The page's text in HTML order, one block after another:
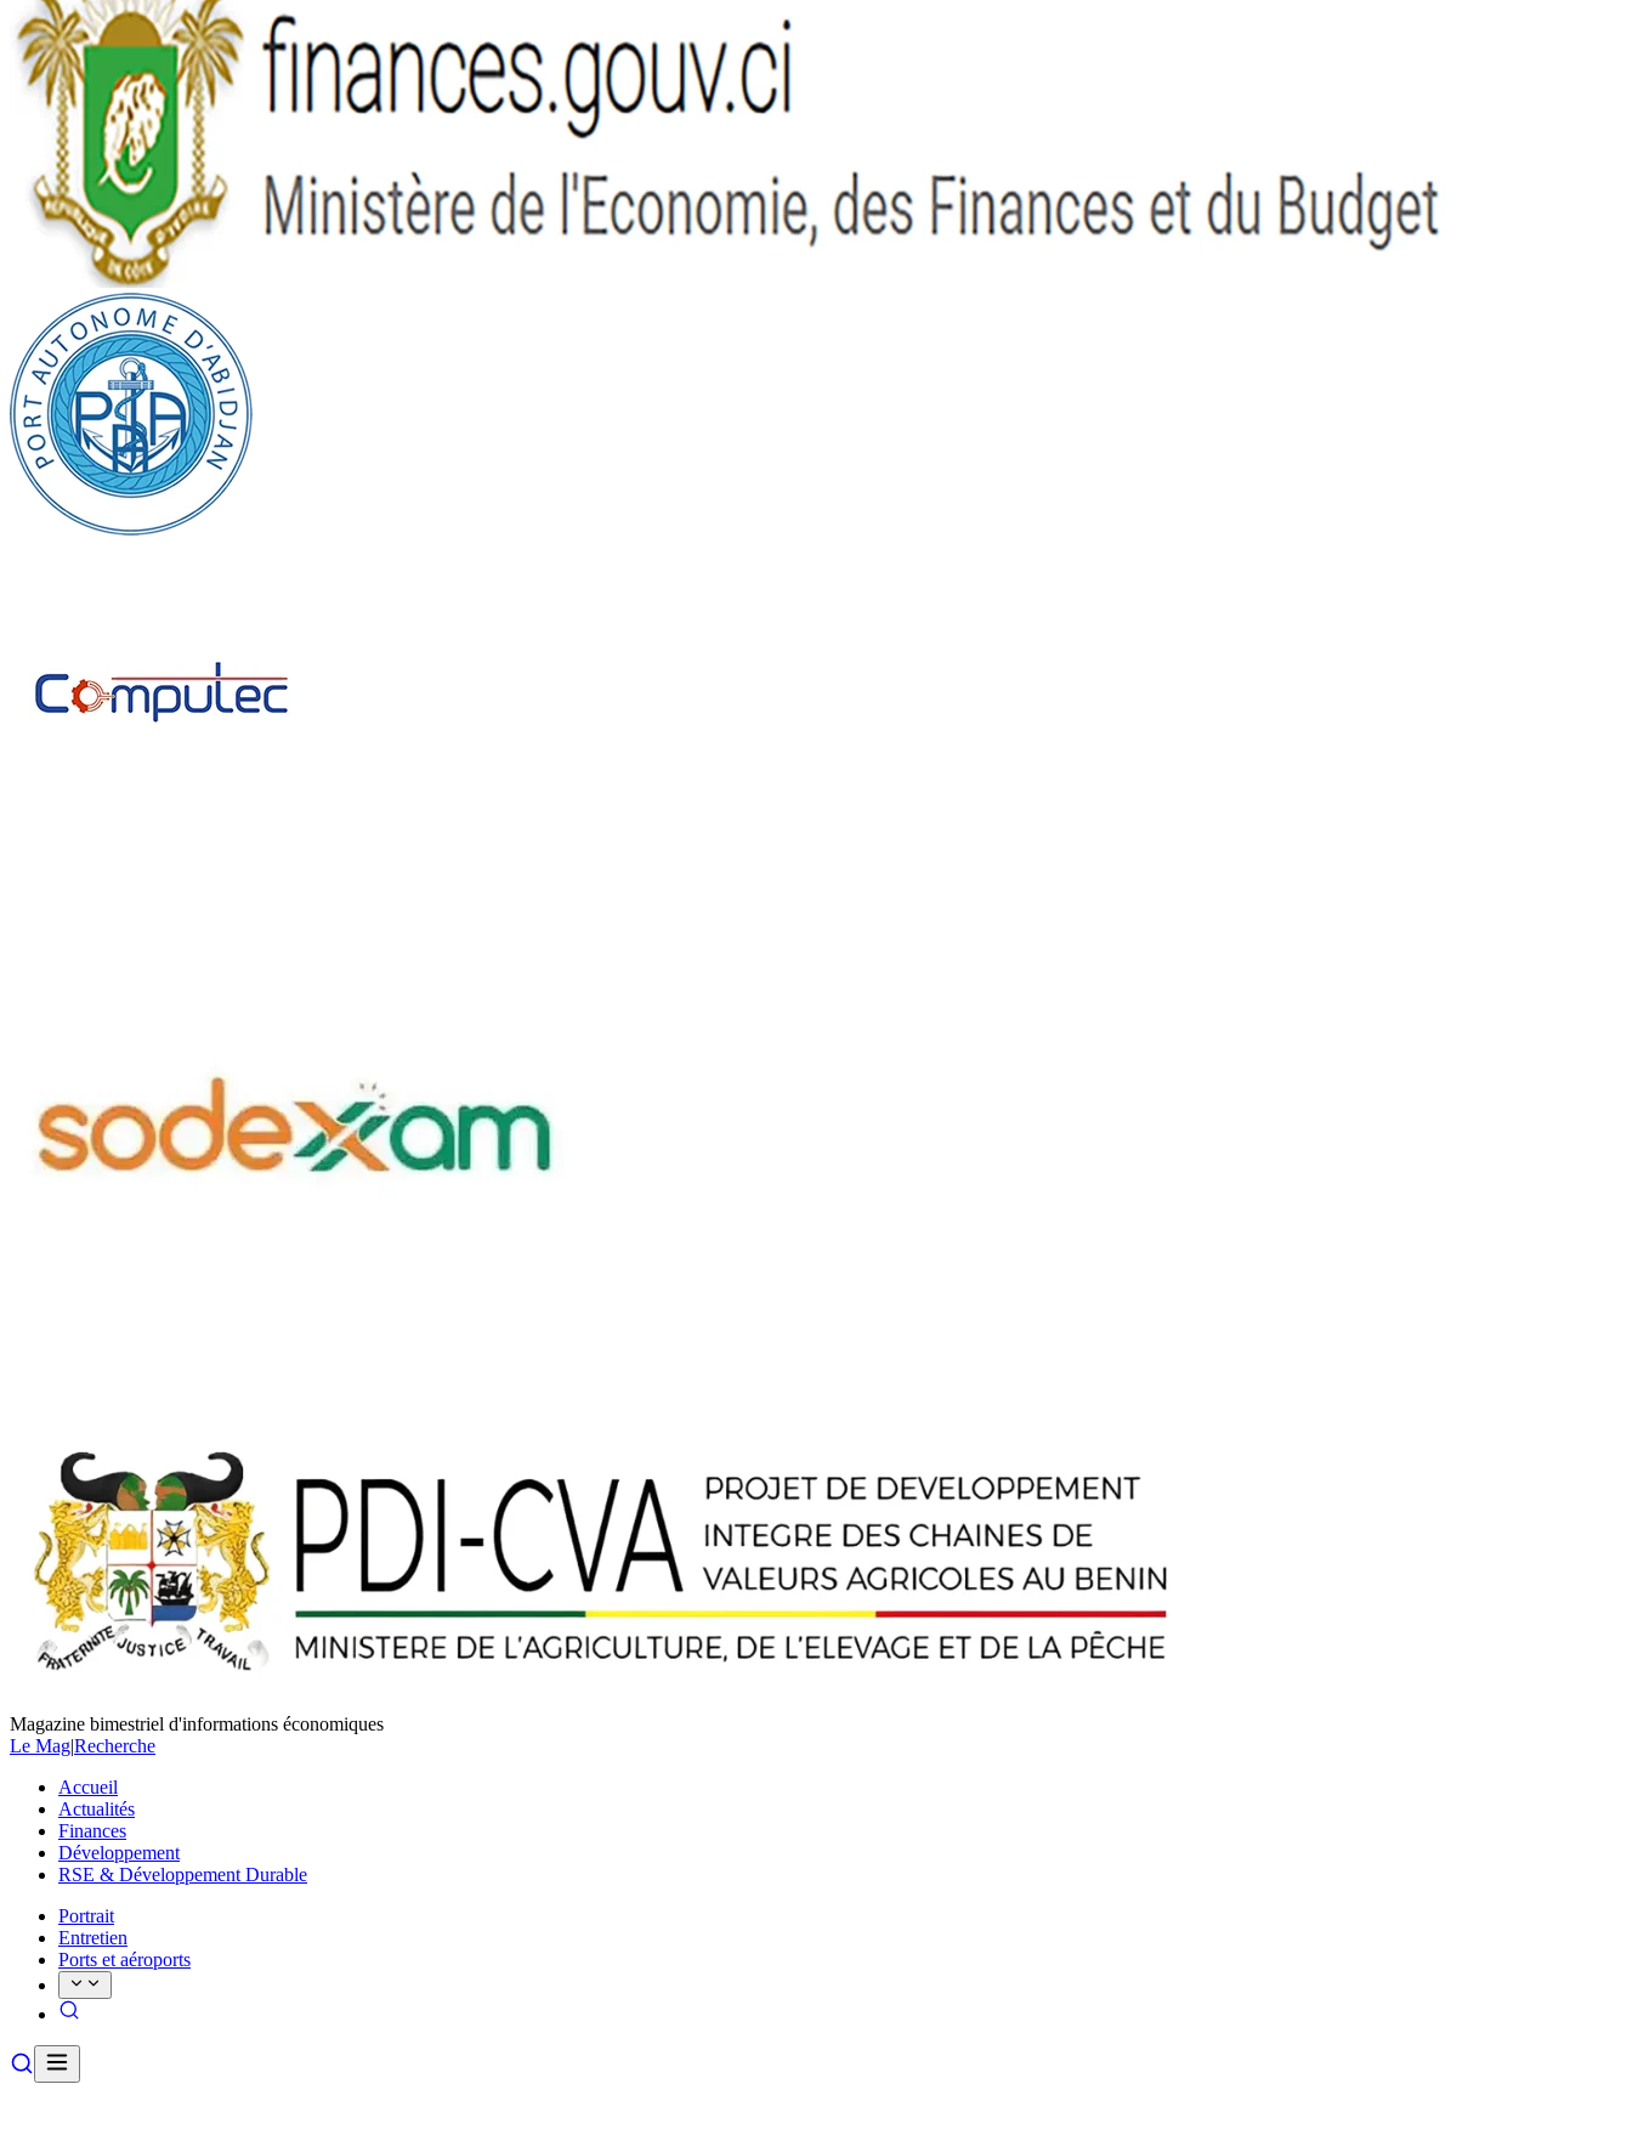
Magazine bimestriel d'informations économiques
Le Mag|Recherche
Accueil
Actualités
Finances
Développement
RSE & Développement Durable
Portrait
Entretien
Ports et aéroports